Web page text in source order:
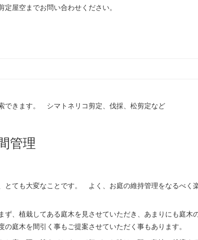
屋空までお問い合わせください。
できます。 シマトネリコ剪定、伐採、松剪定など
管理
とても大変なことです。 よく、お庭の維持管理をなるべく
、植栽してある庭木を見させていただき、あまりにも庭木
の庭木を間引く事もご提案させていただく事もあります。